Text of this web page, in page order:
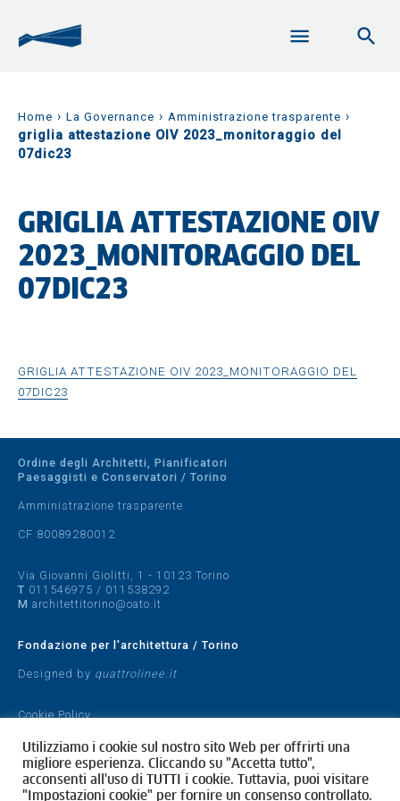
Home › La Governance › Amministrazione trasparente ›
griglia attestazione OIV 2023_monitoraggio del
07dic23
GRIGLIA ATTESTAZIONE OIV
2023_MONITORAGGIO DEL
07DIC23
GRIGLIA ATTESTAZIONE OIV 2023_MONITORAGGIO DEL
07DIC23
Ordine degli Architetti, Pianificatori
Paesaggisti e Conservatori / Torino
Amministrazione trasparente
CF 80089280012
Via Giovanni Giolitti, 1 - 10123 Torino
T 011546975 / 011538292
M architettitorino@oato.it
Fondazione per l'architettura / Torino
Designed by quattrolinee.it
Cookie Policy
Utilizziamo i cookie sul nostro sito Web per offrirti una
migliore esperienza. Cliccando su "Accetta tutto",
acconsenti all'uso di TUTTI i cookie. Tuttavia, puoi visitare
"Impostazioni cookie" per fornire un consenso controllato.